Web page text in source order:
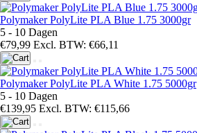
Polymaker PolyLite PLA Blue 1.75 3000gr
5 - 10 Dagen
€79,99 Excl. BTW: €66,11
Polymaker PolyLite PLA White 1.75 5000gr
5 - 10 Dagen
€139,95 Excl. BTW: €115,66